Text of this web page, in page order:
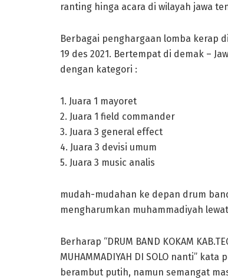
ranting hinga acara di wilayah jawa
Berbagai penghargaan lomba kerap
19 des 2021. Bertempat di demak –
dengan kategori :
1. Juara 1 mayoret
2. Juara 1 field commander
3. Juara 3 general effect
4. Juara 3 devisi umum
5. Juara 3 music analis
mudah-mudahan ke depan drum
mengharumkan muhammadiyah lewat
Berharap “DRUM BAND KOKAM
MUHAMMADIYAH DI SOLO nanti”
berambut putih, namun semangat